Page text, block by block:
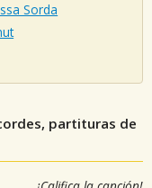
Sorda
partituras de